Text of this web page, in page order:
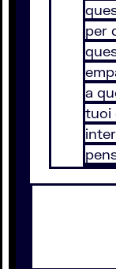
per
a
tuoi